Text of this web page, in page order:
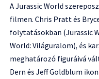
A Jurassic World
filmen. Chris Pratt és
folytatásokban (Jurassic
World: Világuralom), és
meghatározó figuráivá
Dern és Jeff Goldblum